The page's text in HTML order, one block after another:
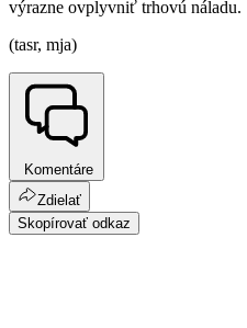
výrazne ovplyvniť trhovú náladu.
(tasr, mja)
Komentáre
Zdielať
Skopírovať odkaz